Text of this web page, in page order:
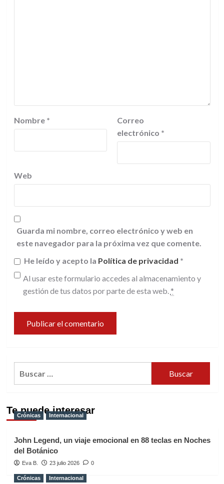
Nombre *
Correo
electrónico *
Web
Guarda mi nombre, correo electrónico y web en
este navegador para la próxima vez que comente.
He leído y acepto la Política de privacidad *
Al usar este formulario accedes al almacenamiento y
gestión de tus datos por parte de esta web. *
Te puede interesar
Crónicas Internacional
John Legend, un viaje emocional en 88 teclas en Noches
del Botánico
Eva B. 23 julio 2026 0
Crónicas Internacional